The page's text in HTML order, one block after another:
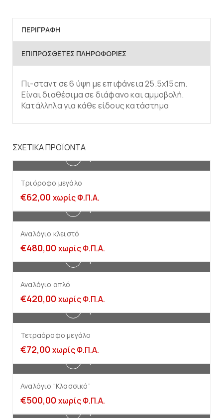
ΠΕΡΙΓΡΑΦΉ
ΕΠΙΠΡΌΣΘΕΤΕΣ ΠΛΗΡΟΦΟΡΊΕΣ
Πι-σταντ σε 6 ύψη με επιφάνεια 25.5x15cm.
Είναι διαθέσιμα σε διάφανο και αμμοβολή.
Κατάλληλα για κάθε είδους κατάστημα
ΣΧΕΤΙΚΆ ΠΡΟΪΌΝΤΑ
Τριόροφο μεγάλο
€62,00 χωρίς Φ.Π.Α.
Αναλόγιο κλειστό
€480,00 χωρίς Φ.Π.Α.
Αναλόγιο απλό
€420,00 χωρίς Φ.Π.Α.
Τετραόροφο μεγάλο
€72,00 χωρίς Φ.Π.Α.
Αναλόγιο “Κλασσικό”
€500,00 χωρίς Φ.Π.Α.